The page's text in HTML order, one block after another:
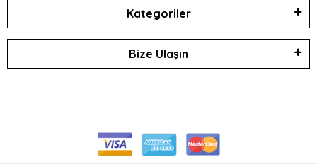
Kategoriler
Bize Ulaşın